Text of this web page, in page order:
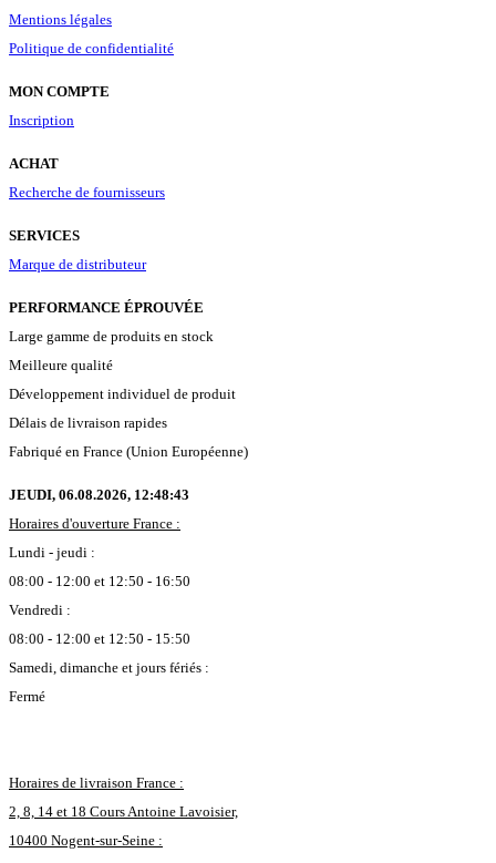
Mentions légales
Politique de confidentialité
MON COMPTE
Inscription
ACHAT
Recherche de fournisseurs
SERVICES
Marque de distributeur
PERFORMANCE ÉPROUVÉE
Large gamme de produits en stock
Meilleure qualité
Développement individuel de produit
Délais de livraison rapides
Fabriqué en France (Union Européenne)
JEUDI, 06.08.2026, 12:48:44
Horaires d'ouverture France :
Lundi - jeudi :
08:00 - 12:00 et 12:50 - 16:50
Vendredi :
08:00 - 12:00 et 12:50 - 15:50
Samedi, dimanche et jours fériés :
Fermé
Horaires de livraison France :
2, 8, 14 et 18 Cours Antoine Lavoisier,
10400 Nogent-sur-Seine :